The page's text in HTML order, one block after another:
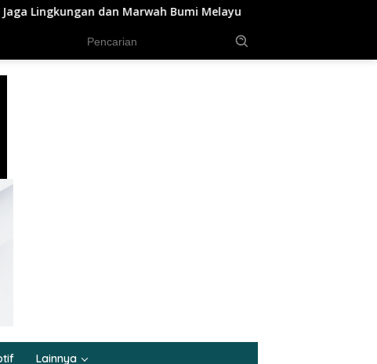
Bumi Melayu KRYD Polres Kuansing Intensifkan
Lainnya